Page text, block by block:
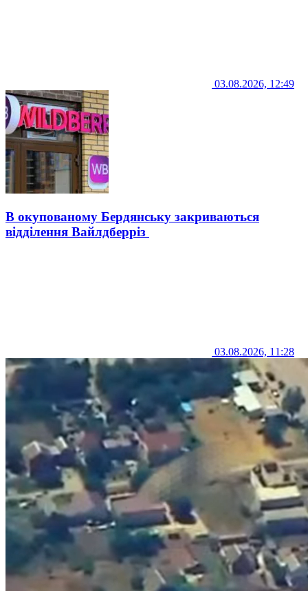
03.08.2026, 12:49
В окупованому Бердянську закриваються
відділення Вайлдберріз
03.08.2026, 11:28